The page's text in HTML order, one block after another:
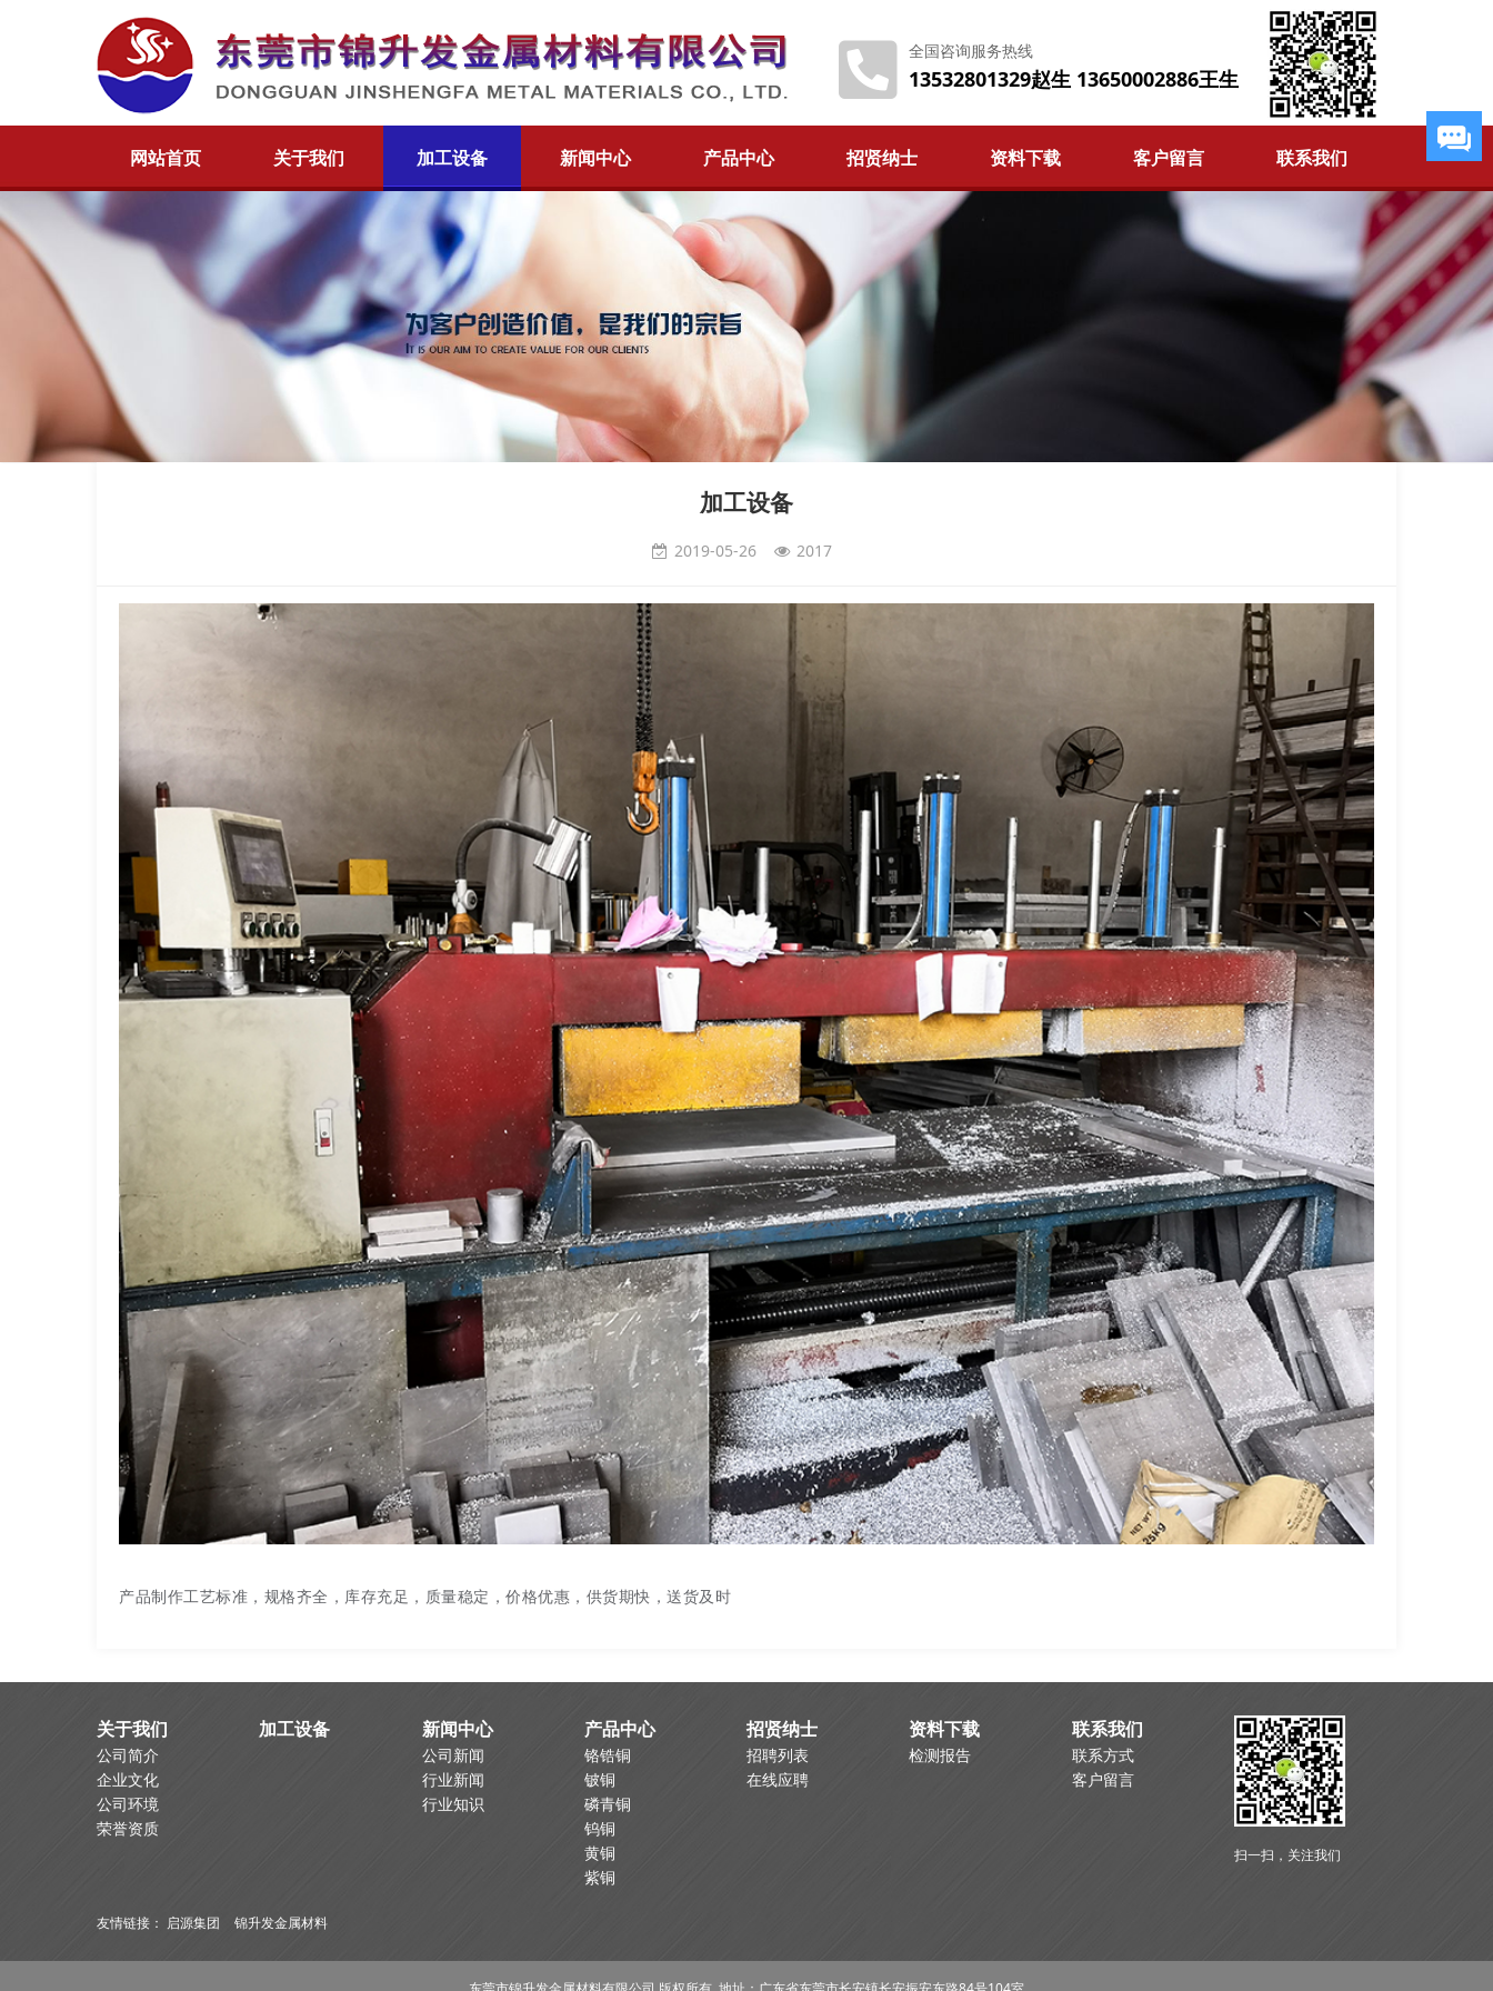
全国咨询服务热线
13532801329赵生 13650002886王生
网站首页 关于我们 加工设备 新闻中心 产品中心 招贤纳士 资料下载 客户留言 联系我们
加工设备
2019-05-26 2017
产品制作工艺标准，规格齐全，库存充足，质量稳定，价格优惠，供货期快，送货及时
关于我们
公司简介
企业文化
公司环境
荣誉资质
加工设备 新闻中心
公司新闻
行业新闻
行业知识
产品中心
铬锆铜
铍铜
磷青铜
钨铜
黄铜
紫铜
招贤纳士
招聘列表
在线应聘
资料下载
检测报告
联系我们
联系方式
客户留言
扫一扫，关注我们
友情链接： 启源集团 锦升发金属材料